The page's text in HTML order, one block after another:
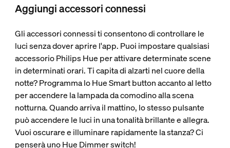
Aggiungi accessori connessi
Gli accessori connessi ti consentono di controllare le
luci senza dover aprire l'app. Puoi impostare qualsiasi
accessorio Philips Hue per attivare determinate scene
in determinati orari. Ti capita di alzarti nel cuore della
notte? Programma lo Hue Smart button accanto al letto
per accendere la lampada da comodino alla scena
notturna. Quando arriva il mattino, lo stesso pulsante
può accendere le luci in una tonalità brillante e allegra.
Vuoi oscurare e illuminare rapidamente la stanza? Ci
penserà uno Hue Dimmer switch!